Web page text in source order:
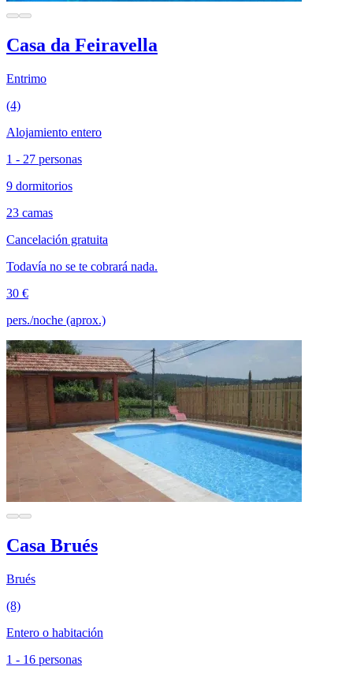
Casa da Feiravella
Entrimo
(4)
Alojamiento entero
1 - 27 personas
9 dormitorios
23 camas
Cancelación gratuita
Todavía no se te cobrará nada.
30 €
pers./noche (aprox.)
Casa Brués
Brués
(8)
Entero o habitación
1 - 16 personas